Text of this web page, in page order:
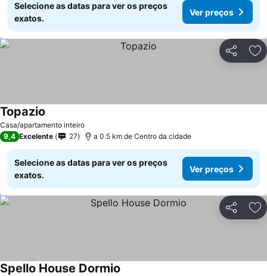
Selecione as datas para ver os preços
exatos.
Ver preços
Partilhar
Casa/apartamento inteiro
Topazio
9,4 Excelente 27 a 0.5 km de Centro da cidade
Selecione as datas para ver os preços
exatos.
Ver preços
Partilhar
Spello House Dormio